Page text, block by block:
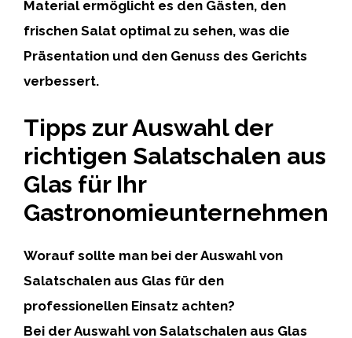
Material ermöglicht es den Gästen, den
frischen Salat optimal zu sehen, was die
Präsentation und den Genuss des Gerichts
verbessert.
Tipps zur Auswahl der
richtigen Salatschalen aus
Glas für Ihr
Gastronomieunternehmen
Worauf sollte man bei der Auswahl von
Salatschalen aus Glas für den
professionellen Einsatz achten?
Bei der Auswahl von Salatschalen aus Glas